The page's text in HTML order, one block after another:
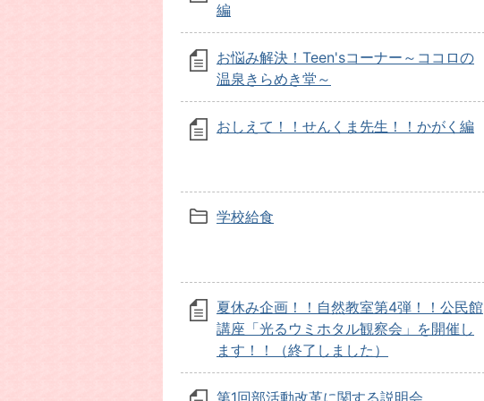
編
お悩み解決！Teen'sコーナー～ココロの
温泉きらめき堂～
おしえて！！せんくま先生！！かがく編
学校給食
夏休み企画！！自然教室第4弾！！公民館
講座「光るウミホタル観察会」を開催し
ます！！（終了しました）
第1回部活動改革に関する説明会